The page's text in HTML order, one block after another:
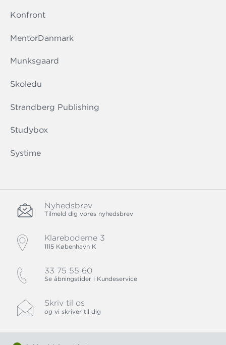
Konfront
MentorDanmark
Munksgaard
Skoledu
Strandberg Publishing
Studybox
Systime
Nyhedsbrev
Tilmeld dig vores nyhedsbrev
Klareboderne 3
1115 København K
33 75 55 60
Se åbningstider i Kundeservice
Skriv til os
og vi skriver til dig